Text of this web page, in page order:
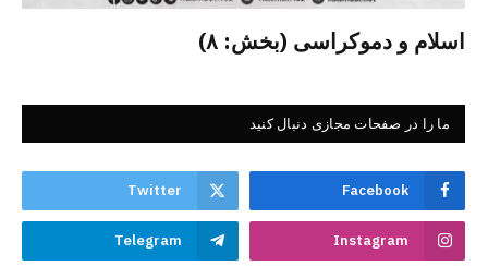
اسلام و دموکراسی (بخش: ۸)
ما را در صفحات مجازی دنبال کنید
Facebook
Twitter
Instagram
Telegram